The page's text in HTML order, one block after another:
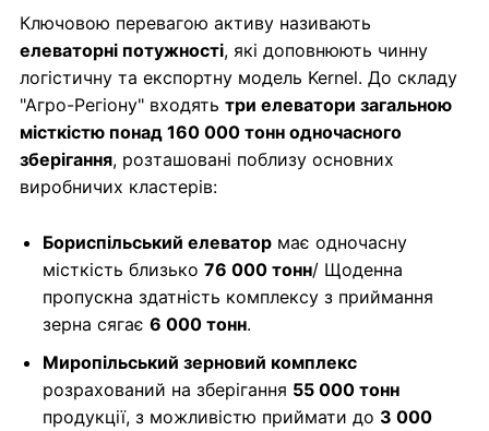
Ключовою перевагою активу називають
елеваторні потужності, які доповнюють чинну
логістичну та експортну модель Kernel. До складу
"Агро-Регіону" входять три елеватори загальною
місткістю понад 160 000 тонн одночасного
зберігання, розташовані поблизу основних
виробничих кластерів:
Бориспільський елеватор має одночасну
місткість близько 76 000 тонн/ Щоденна
пропускна здатність комплексу з приймання
зерна сягає 6 000 тонн.
Миропільський зерновий комплекс
розрахований на зберігання 55 000 тонн
продукції, з можливістю приймати до 3 000